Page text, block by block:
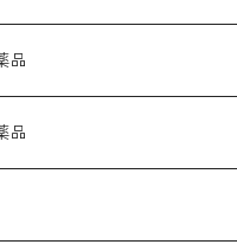
色合い）
色
赤みの黄色）｜準備中
｜端の始末も綿糸｜タグなし
ゼンダ色
）ー夏毛（硬いタイプ）
）ー冬毛（柔らかいタイプ）
本セットお取り寄せ品
、10番手｜中厚口）
針状マルセル石鹸
クスPS－900
品
に使用する
均染剤）
品
染料を除去すること